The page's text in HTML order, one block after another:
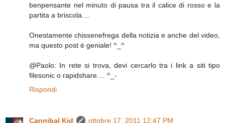
benpensante nel minuto di pausa tra il calice di rosso e la
partita a briscola....
Onestamente chissenefrega della notizia e anche del video,
ma questo post è geniale! ^_^
@Paolo: In rete si trova, devi cercarlo tra i link a siti tipo
filesonic o rapidshare.... ^_-
Rispondi
Cannibal Kid
ottobre 17, 2011 12:47 PM